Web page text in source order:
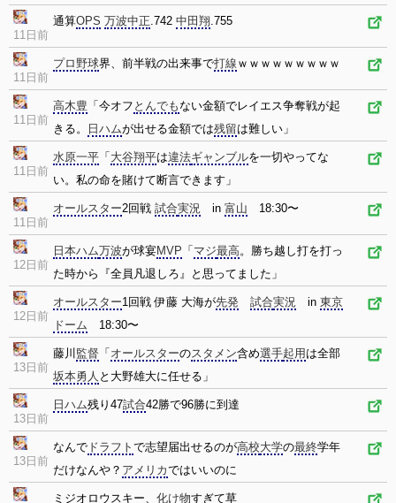
11日前
通算OPS 万波中正.742 中田翔.755
11日前
プロ野球界、前半戦の出来事で打線 ｗｗｗｗｗｗｗｗｗ
11日前
高木豊 「今オフ とんでもない金額でレイエス争奪戦が起
きる。
日ハムが出せる金額では残留は難しい」
11日前
水原一平 「 大谷翔平は違法ギャンブルを一切やってな
い。私の命を賭けて断言できます」
11日前
オールスター2回戦 試合実況 in 富山 18:30〜
12日前
日本ハム万波が球宴MVP 「 マジ最高。勝ち越し打を打っ
た時から『全員凡退しろ』と思ってました」
12日前
オールスター1回戦 伊藤 大海が先発 試合実況 in 東京
ドーム 18:30〜
13日前
藤川 監督 「 オールスターのスタメン含め選手起用 は全部
坂本勇人 と大野雄大に任せる」
13日前
日ハム残り47試合42勝で96勝に到達
13日前
なんで ドラフト で志望届出せるのが高校大学の最終学年
だけなんや？ アメリカではいいのに
ミジオロウスキー、 化け物すぎて草